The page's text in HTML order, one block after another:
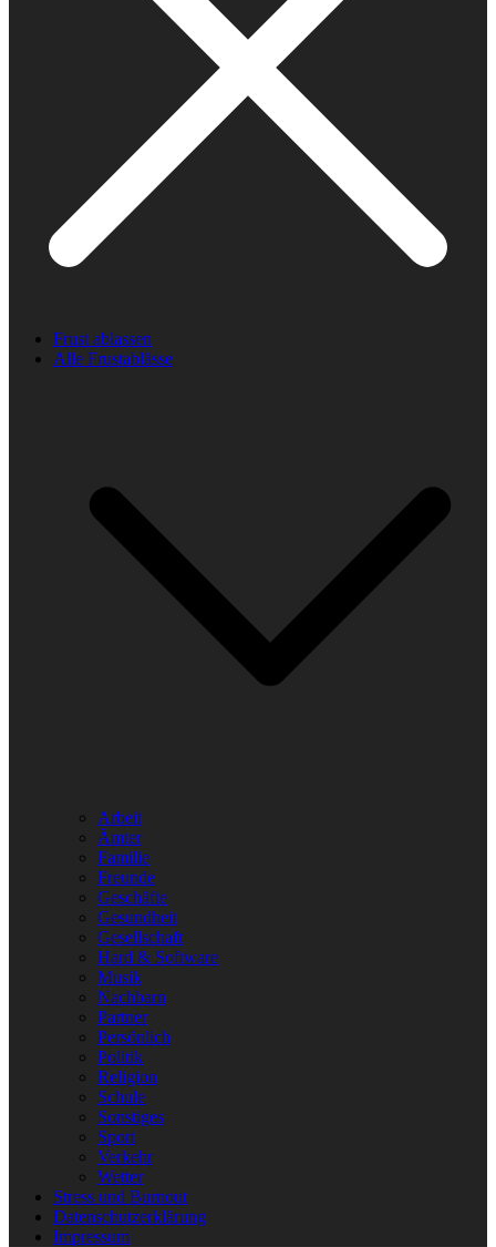
Frust ablassen
Alle Frustablässe
Arbeit
Ämter
Familie
Freunde
Geschäfte
Gesundheit
Gesellschaft
Hard & Software
Musik
Nachbarn
Partner
Persönlich
Politik
Religion
Schule
Sonstiges
Sport
Verkehr
Wetter
Stress und Burnout
Datenschutzerklärung
Impressum